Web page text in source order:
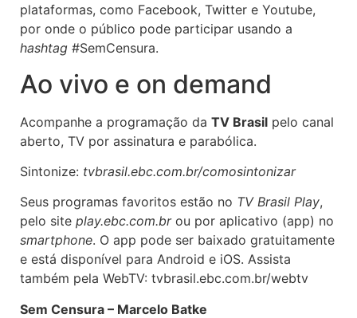
plataformas, como Facebook, Twitter e Youtube,
por onde o público pode participar usando a
hashtag #SemCensura.
Ao vivo e on demand
Acompanhe a programação da TV Brasil pelo canal
aberto, TV por assinatura e parabólica.
Sintonize: tvbrasil.ebc.com.br/comosintonizar
Seus programas favoritos estão no TV Brasil Play,
pelo site play.ebc.com.brou por aplicativo (app) no
smartphone. O app pode ser baixado gratuitamente
e está disponível para Android e iOS. Assista
também pela WebTV: tvbrasil.ebc.com.br/webtv
Sem Censura – Marcelo Batke